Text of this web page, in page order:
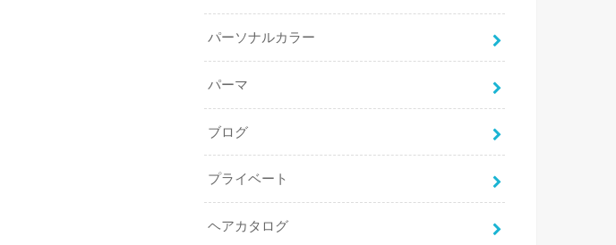
パーソナルカラー
パーマ
ブログ
プライベート
ヘアカタログ